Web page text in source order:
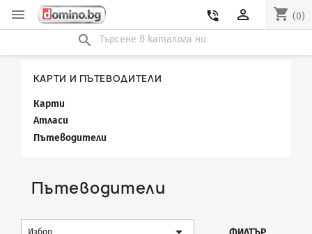
 shopping_cart (0)

phone_in_talk
search
КАРТИ И ПЪТЕВОДИТЕЛИ
Карти
Атласи
Пътеводители
Пътеводители
Избор